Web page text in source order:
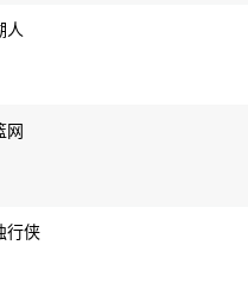
人
网
行侠